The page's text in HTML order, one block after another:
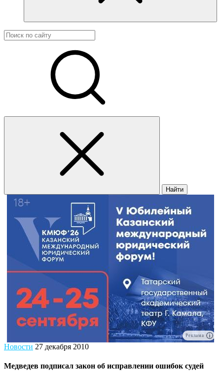
Найти
Реклама
Новости 27 декабря 2010
Медведев подписал закон об исправлении ошибок судей